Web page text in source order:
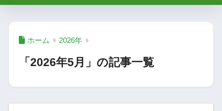
ホーム 2026年
「2026年5月」の記事一覧